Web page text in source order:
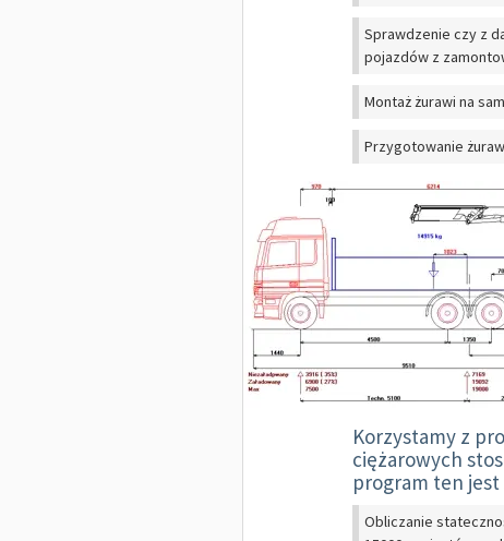
Sprawdzenie czy z
pojazdów z
Montaż żurawi na
Przygotowanie
Korzystamy z
ciężarowych
program ten jest
Obliczanie